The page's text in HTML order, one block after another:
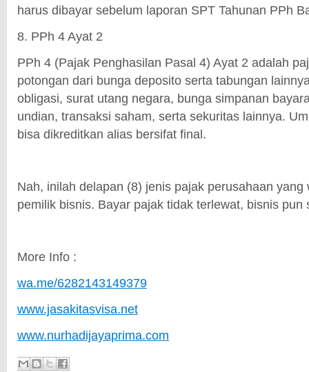
harus dibayar sebelum laporan SPT Tahunan PPh
8. PPh 4 Ayat 2
PPh 4 (Pajak Penghasilan Pasal 4) Ayat 2 adalah
potongan dari bunga deposito serta tabungan
obligasi, surat utang negara, bunga simpanan
undian, transaksi saham, serta sekuritas lainnya.
bisa dikreditkan alias bersifat final.
Nah, inilah delapan (8) jenis pajak perusahaan
pemilik bisnis. Bayar pajak tidak terlewat, bisnis pun
More Info :
wa.me/6282143149379
www.jasakitasvisa.net
www.nurhadijayaprima.com